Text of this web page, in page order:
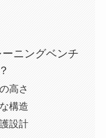
ニングベンチ
高さ
構造
設計